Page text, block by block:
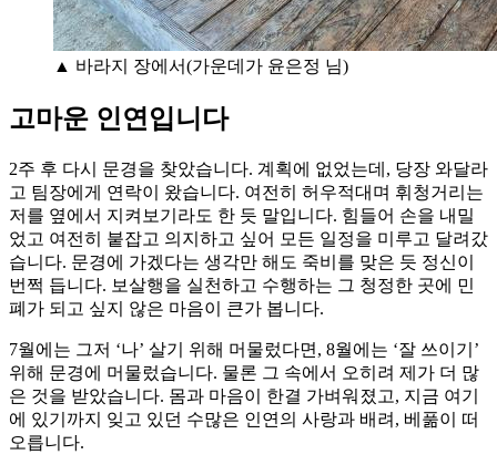
▲ 바라지 장에서(가운데가 윤은정 님)
고마운 인연입니다
2주 후 다시 문경을 찾았습니다. 계획에 없었는데, 당장 와달라
고 팀장에게 연락이 왔습니다. 여전히 허우적대며 휘청거리는
저를 옆에서 지켜보기라도 한 듯 말입니다. 힘들어 손을 내밀
었고 여전히 붙잡고 의지하고 싶어 모든 일정을 미루고 달려갔
습니다. 문경에 가겠다는 생각만 해도 죽비를 맞은 듯 정신이
번쩍 듭니다. 보살행을 실천하고 수행하는 그 청정한 곳에 민
폐가 되고 싶지 않은 마음이 큰가 봅니다.
7월에는 그저 ‘나’ 살기 위해 머물렀다면, 8월에는 ‘잘 쓰이기’
위해 문경에 머물렀습니다. 물론 그 속에서 오히려 제가 더 많
은 것을 받았습니다. 몸과 마음이 한결 가벼워졌고, 지금 여기
에 있기까지 잊고 있던 수많은 인연의 사랑과 배려, 베풂이 떠
오릅니다.